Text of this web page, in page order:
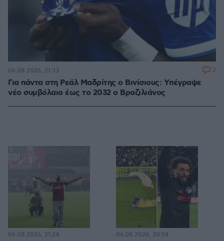
Για πάντα στη Ρεάλ Μαδρίτης ο Βινίσιους: Yπέγραψε
νέο συμβόλαιο έως το 2032 ο Βραζιλιάνος
06.08.2026, 21:33 2
06.08.2026, 21:24 06.08.2026, 20:54